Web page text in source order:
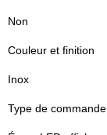
Non
Couleur et finition
Inox
Type de commande